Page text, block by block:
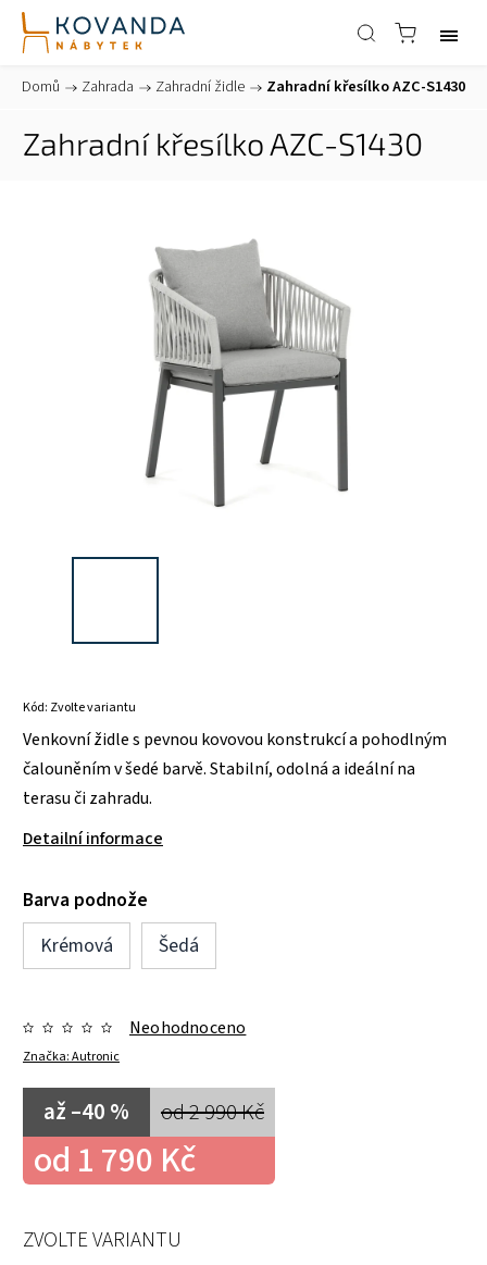
Domů / Zahrada / Zahradní židle / Zahradní křesílko AZC-S1430
Zahradní křesílko AZC-S1430
Kód: Zvolte variantu
Venkovní židle s pevnou kovovou konstrukcí a pohodlným
čalouněním v šedé barvě. Stabilní, odolná a ideální na
terasu či zahradu.
Detailní informace
Barva podnože
Krémová
Šedá
Značka:Autronic
Neohodnoceno
od 2 990 Kč
až –40 %
od 1 790 Kč
ZVOLTE VARIANTU